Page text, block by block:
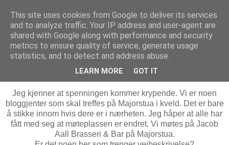
MARTHE EIDAHL
fredag 24. juni 2011
Ses vi i kveld??
Jeg kjenner at spenningen kommer krypende. Vi er noen
bloggjenter som skal treffes på Majorstua i kveld. Det er bare
å stikke innom hvis dere er i nærheten. Jeg håper at alle har
fått med seg at møteplassen er endret. Vi møtes på Jacob
Aall Brasseri & Bar på Majorstua.
This site uses cookies from Google to deliver its services
and to analyze traffic. Your IP address and user-agent are
shared with Google along with performance and security
metrics to ensure quality of service, generate usage
statistics, and to detect and address abuse.
LEARN MORE GOT IT